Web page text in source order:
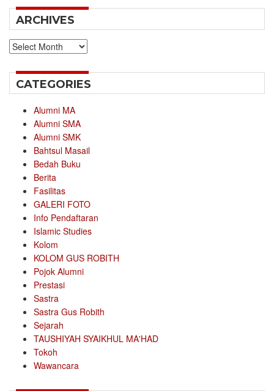
ARCHIVES
Archives
CATEGORIES
Alumni MA
Alumni SMA
Alumni SMK
Bahtsul Masail
Bedah Buku
Berita
Fasilitas
GALERI FOTO
Info Pendaftaran
Islamic Studies
Kolom
KOLOM GUS ROBITH
Pojok Alumni
Prestasi
Sastra
Sastra Gus Robith
Sejarah
TAUSHIYAH SYAIKHUL MA'HAD
Tokoh
Wawancara